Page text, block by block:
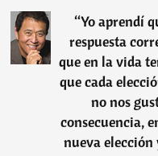
“Yo aprendí
respuesta
que en la vida
que cada
no nos
consecuencia,
nueva elección